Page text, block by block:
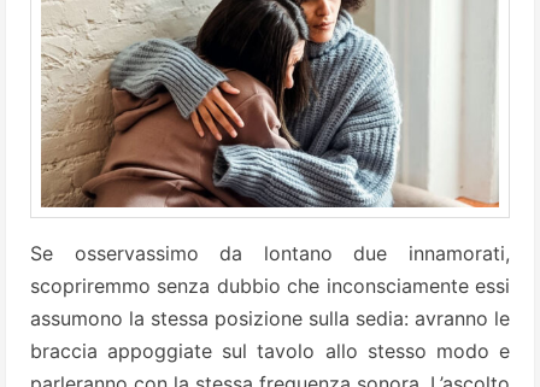
Se osservassimo da lontano due innamorati,
scopriremmo senza dubbio che inconsciamente essi
assumono la stessa posizione sulla sedia: avranno le
braccia appoggiate sul tavolo allo stesso modo e